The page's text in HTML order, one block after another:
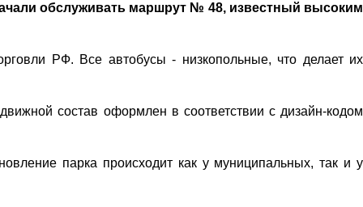
обслуживать маршрут № 48, известный высоким
РФ. Все автобусы - низкопольные, что делает их
состав оформлен в соответствии с дизайн-кодом
парка происходит как у муниципальных, так и у